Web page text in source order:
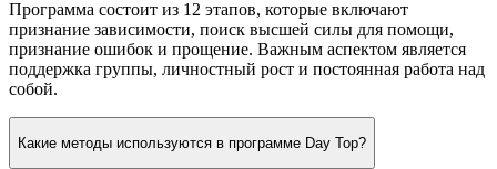
Программа состоит из 12 этапов, которые включают
признание зависимости, поиск высшей силы для помощи,
признание ошибок и прощение. Важным аспектом является
поддержка группы, личностный рост и постоянная работа над
собой.
Какие методы используются в программе Day Top?